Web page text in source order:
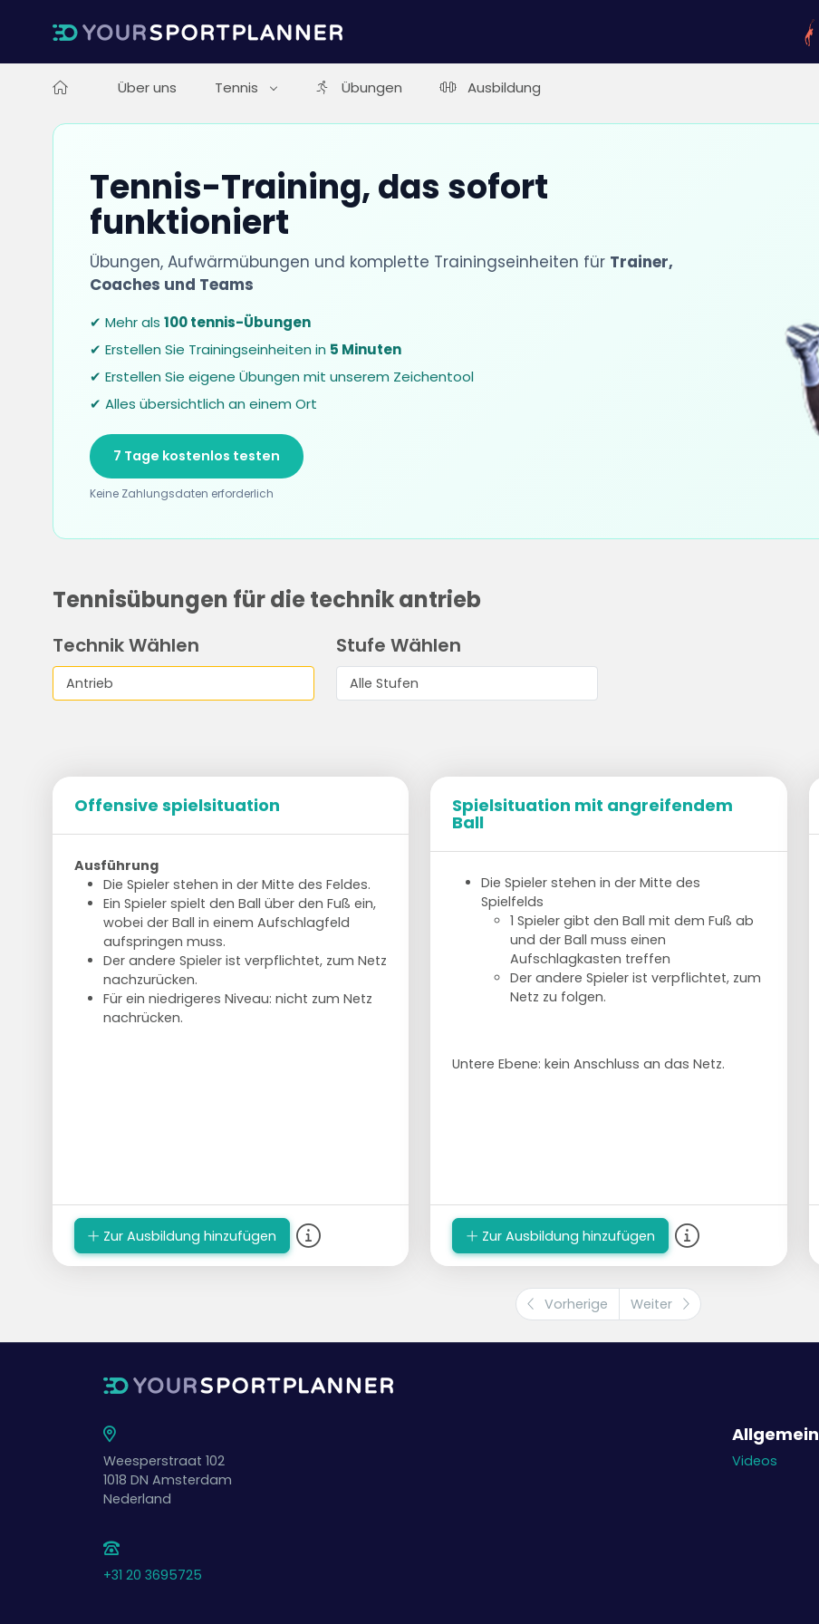
Über uns Tennis Übungen Ausbildung
Tennis-Training, das sofort
funktioniert
Übungen, Aufwärmübungen und komplette Trainingseinheiten für Trainer,
Coaches und Teams
✔ Mehr als 100 tennis-Übungen
✔ Erstellen Sie Trainingseinheiten in 5 Minuten
✔ Erstellen Sie eigene Übungen mit unserem Zeichentool
✔ Alles übersichtlich an einem Ort
7 Tage kostenlos testen
Keine Zahlungsdaten erforderlich
Tennisübungen für die technik antrieb
Technik Wählen Stufe Wählen
Offensive spielsituation
Ausführung
Die Spieler stehen in der Mitte des Feldes.
Ein Spieler spielt den Ball über den Fuß ein,
wobei der Ball in einem Aufschlagfeld
aufspringen muss.
Der andere Spieler ist verpflichtet, zum Netz
nachzurücken.
Für ein niedrigeres Niveau: nicht zum Netz
nachrücken.
Zur Ausbildung hinzufügen
Spielsituation mit angreifendem
Ball
Die Spieler stehen in der Mitte des
Spielfelds
1 Spieler gibt den Ball mit dem Fuß ab
und der Ball muss einen
Aufschlagkasten treffen
Der andere Spieler ist verpflichtet, zum
Netz zu folgen.
Untere Ebene: kein Anschluss an das Netz.
Zur Ausbildung hinzufügen
Vorherige Weiter
Weesperstraat 102
1018 DN Amsterdam
Nederland
+31 20 3695725
Allgemein
Videos